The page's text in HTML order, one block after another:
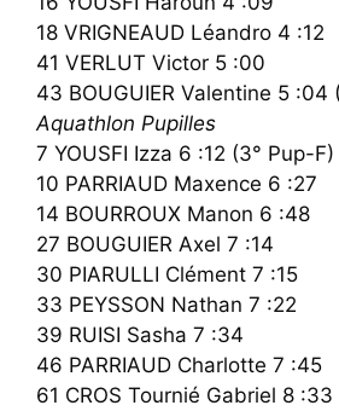
18 VRIGNEAUD Léandro 4 :12
41 VERLUT Victor 5 :00
43 BOUGUIER Valentine 5 :04
Aquathlon Pupilles
7 YOUSFI Izza 6 :12 (3° Pup-F)
10 PARRIAUD Maxence 6 :27
14 BOURROUX Manon 6 :48
27 BOUGUIER Axel 7 :14
30 PIARULLI Clément 7 :15
33 PEYSSON Nathan 7 :22
39 RUISI Sasha 7 :34
46 PARRIAUD Charlotte 7 :45
61 CROS Tournié Gabriel 8 :33